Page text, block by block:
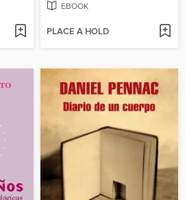
EBOOK
PLACE A HOLD